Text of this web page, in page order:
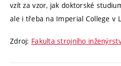
vzít za vzor, jak doktorské
ale i třeba na Imperial College v
Zdroj: Fakulta strojního